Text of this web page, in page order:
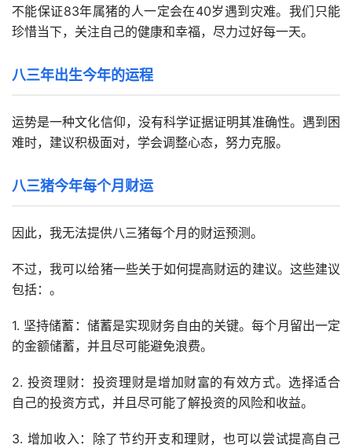
不能保证83年属猪的人一定会在40岁遇到灾难。我们只能
珍惜当下，关注自己的健康和幸福，尽力过好每一天。
八三年出生今年的运程
运势是一种文化信仰，没有科学证据证明其准确性。遇到困
难时，建议积极面对，学会调整心态，努力克服。
八三猪今年每个月财运
因此，我无法提供八三猪每个月的财运预测。
不过，我可以给猪一些关于如何提高财运的建议。这些建议
包括：。
1. 坚持储蓄：储蓄是实现财务自由的关键。每个月留出一定
的金额储蓄，并且尽可能避免浪费。
2. 投资理财：投资理财是增加财富的有效方式。选择适合
自己的投资方式，并且尽可能了解投资的风险和收益。
3. 增加收入：除了节约开支和理财，也可以尝试提高自己